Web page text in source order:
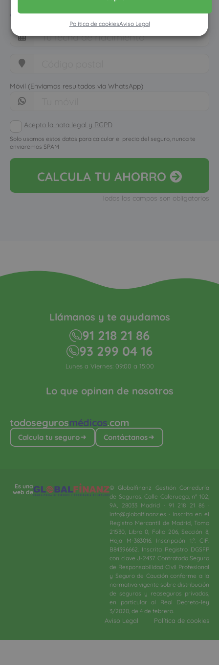
Política de cookiesAviso Legal
cuánto dinero ahorrarías
Móvil (Enviamos resultados vía WhatsApp)
Acepto la nota legal y RGPD
Solo usamos estos datos para calcular el precio del seguro, nunca te
enviaremos SPAM
CALCULA TU AHORRO
Todos los campos son obligatorios
todosegurosmédicos.com
Calcula tu seguro Contáctanos
Lo que opinan de nosotros
Llámanos y te ayudamos
91 218 21 86
93 299 04 16
Lunes a Viernes: 09:00 a 15:00
Es una
web de
© Globalfinanz Gestión Correduría
de Seguros. Calle Caleruega, nº 102,
9A, 28033 Madrid · 91 218 21 86 ·
info@globalfinanz.es · Inscrita en el
Registro Mercantil de Madrid, Tomo
21530, Libro 0, Folio 206, Sección 8,
Hoja M-383016. Inscripción 1.ª. CIF.
B84396662. Inscrita Registro DGSFP
con clave J-2437. Contratado Seguro
de Responsabilidad Civil Profesional
y Seguro de Caución conforme a la
normativa vigente sobre distribución
de seguros y reaseguros privados,
en particular al Real Decreto-ley
3/2020, de 4 de febrero.​
Aviso Legal Política de cookies